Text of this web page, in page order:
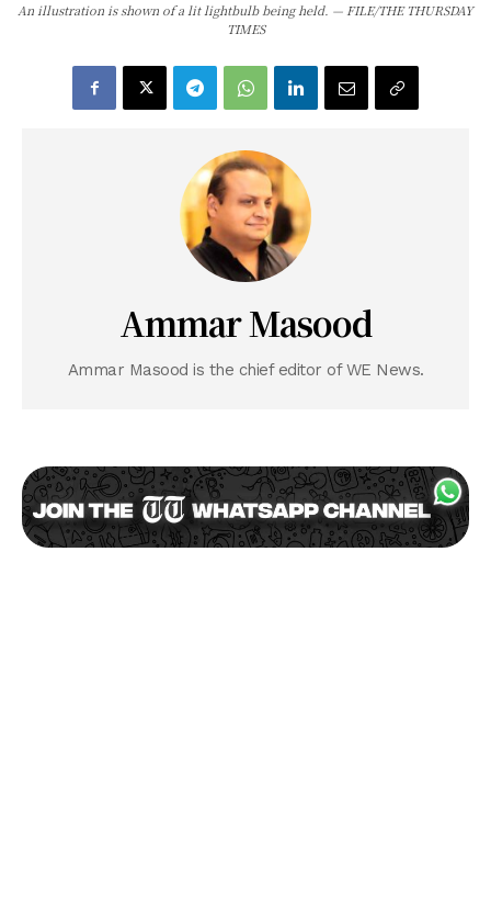
An illustration is shown of a lit lightbulb being held. — FILE/THE THURSDAY
TIMES
Ammar Masood
Ammar Masood is the chief editor of WE News.